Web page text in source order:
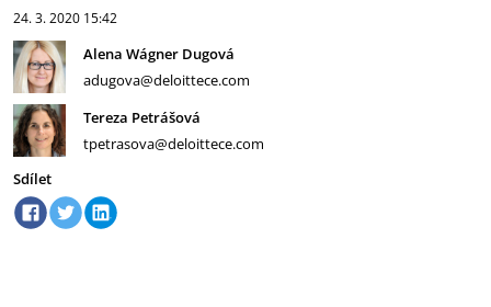
24. 3. 2020 15:42
Alena Wágner Dugová
adugova@deloittece.com
Tereza Petrášová
tpetrasova@deloittece.com
Sdílet